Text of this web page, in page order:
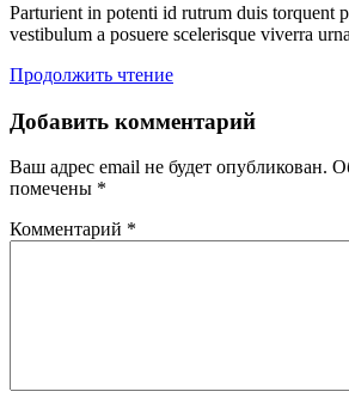
Parturient in potenti id rutrum duis torquent
vestibulum a posuere scelerisque viverra
Продолжить чтение
Добавить комментарий
Ваш адрес email не будет опубликован.
помечены *
Комментарий *